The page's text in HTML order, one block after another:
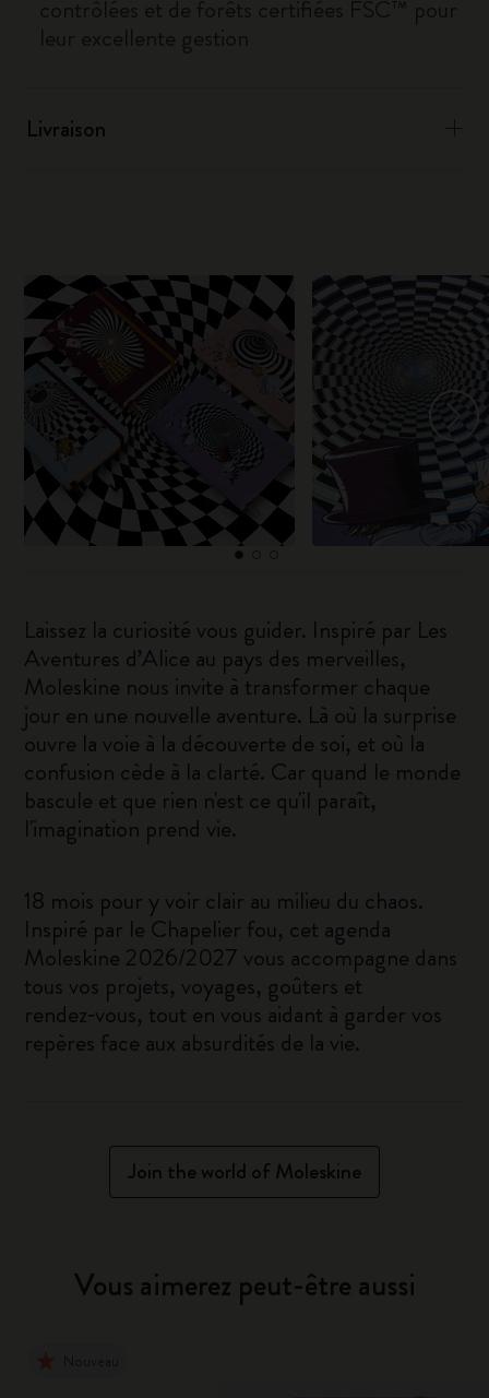
Livraison
Laissez la curiosité vous guider. Inspiré par Les
Aventures d’Alice au pays des merveilles,
Moleskine nous invite à transformer chaque
jour en une nouvelle aventure. Là où la surprise
ouvre la voie à la découverte de soi, et où la
confusion cède à la clarté. Car quand le monde
bascule et que rien n'est ce qu'il paraît,
l'imagination prend vie.
18 mois pour y voir clair au milieu du chaos.
Inspiré par le Chapelier fou, cet agenda
Moleskine 2026/2027 vous accompagne dans
tous vos projets, voyages, goûters et
rendez‑vous, tout en vous aidant à garder vos
repères face aux absurdités de la vie.
Join the world of Moleskine
Vous aimerez peut-être aussi